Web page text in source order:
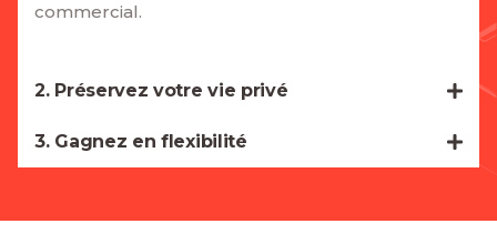
commercial.
2. Préservez votre vie privé
3. Gagnez en flexibilité